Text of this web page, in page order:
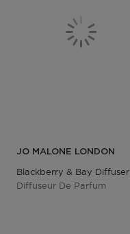
JO MALONE LONDON
Blackberry & Bay Diffuser
Diffuseur De Parfum